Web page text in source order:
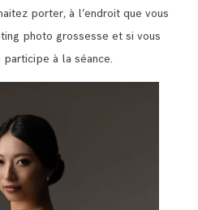
porter, à l’endroit que vous
photo grossesse et si vous
participe à la séance.